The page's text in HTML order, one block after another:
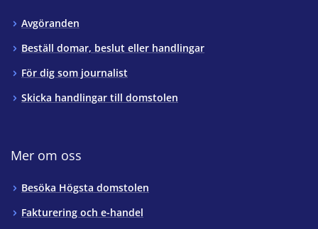
Avgöranden
Beställ domar, beslut eller handlingar
För dig som journalist
Skicka handlingar till domstolen
Mer om oss
Besöka Högsta domstolen
Fakturering och e-handel